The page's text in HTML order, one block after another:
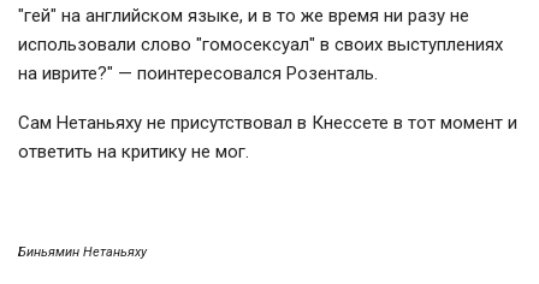
"гей" на английском языке, и в то же время ни разу не
использовали слово "гомосексуал" в своих выступлениях
на иврите?" — поинтересовался Розенталь.
Сам Нетаньяху не присутствовал в Кнессете в тот момент и
ответить на критику не мог.
Биньямин Нетаньяху